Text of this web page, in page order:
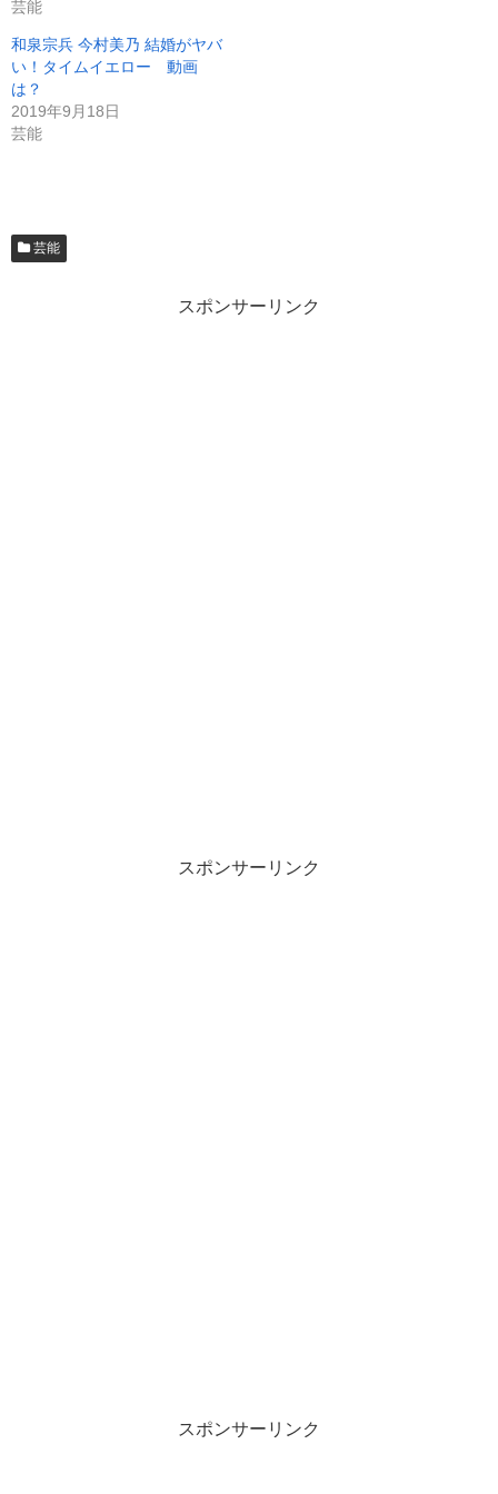
芸能
和泉宗兵 今村美乃 結婚がヤバ
い！タイムイエロー 動画
は？
2019年9月18日
芸能
芸能
スポンサーリンク
スポンサーリンク
スポンサーリンク